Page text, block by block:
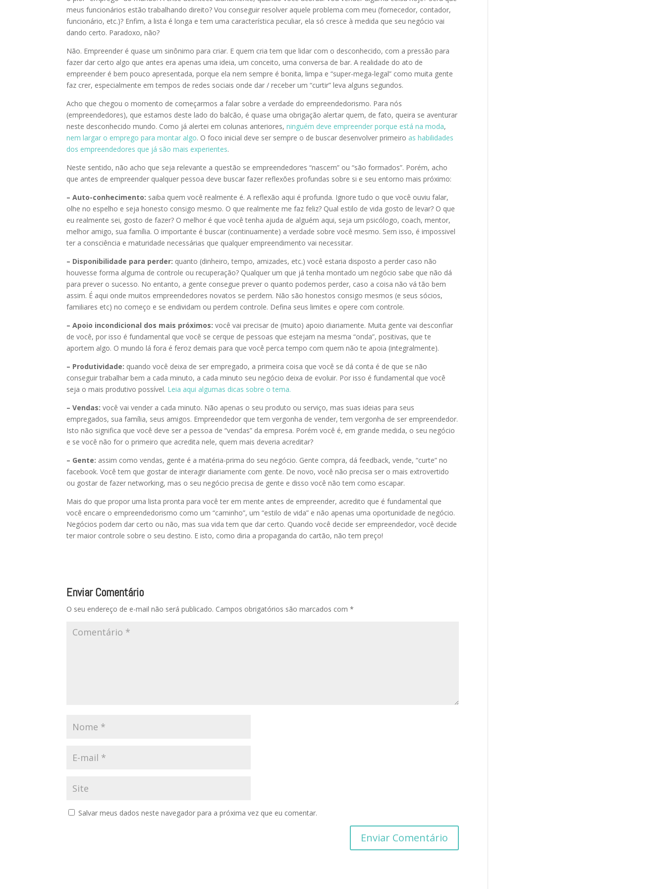
meus funcionários estão trabalhando direito? Vou conseguir resolver aquele problema com meu (fornecedor, contador,
funcionário, etc.)? Enfim, a lista é longa e tem uma característica peculiar, ela só cresce à medida que seu negócio vai
dando certo. Paradoxo, não?
Não. Empreender é quase um sinônimo para criar. E quem cria tem que lidar com o desconhecido, com a pressão para
fazer dar certo algo que antes era apenas uma ideia, um conceito, uma conversa de bar. A realidade do ato de
empreender é bem pouco apresentada, porque ela nem sempre é bonita, limpa e “super-mega-legal” como muita gente
faz crer, especialmente em tempos de redes sociais onde dar / receber um “curtir” leva alguns segundos.
Acho que chegou o momento de começarmos a falar sobre a verdade do empreendedorismo. Para nós
(empreendedores), que estamos deste lado do balcão, é quase uma obrigação alertar quem, de fato, queira se aventurar
neste desconhecido mundo. Como já alertei em colunas anteriores,ninguém deve empreender porque está na moda,
nem largar o emprego para montar algo. O foco inicial deve ser sempre o de buscar desenvolver primeiro as habilidades
dos empreendedores que já são mais experientes.
Neste sentido, não acho que seja relevante a questão se empreendedores “nascem” ou “são formados”. Porém, acho
que antes de empreender qualquer pessoa deve buscar fazer reflexões profundas sobre si e seu entorno mais próximo:
– Auto-conhecimento: saiba quem você realmente é. A reflexão aqui é profunda. Ignore tudo o que você ouviu falar,
olhe no espelho e seja honesto consigo mesmo. O que realmente me faz feliz? Qual estilo de vida gosto de levar? O que
eu realmente sei, gosto de fazer? O melhor é que você tenha ajuda de alguém aqui, seja um psicólogo, coach, mentor,
melhor amigo, sua família. O importante é buscar (continuamente) a verdade sobre você mesmo. Sem isso, é impossivel
ter a consciência e maturidade necessárias que qualquer empreendimento vai necessitar.
– Disponibilidade para perder: quanto (dinheiro, tempo, amizades, etc.) você estaria disposto a perder caso não
houvesse forma alguma de controle ou recuperação? Qualquer um que já tenha montado um negócio sabe que não dá
para prever o sucesso. No entanto, a gente consegue prever o quanto podemos perder, caso a coisa não vá tão bem
assim. É aqui onde muitos empreendedores novatos se perdem. Não são honestos consigo mesmos (e seus sócios,
familiares etc) no começo e se endividam ou perdem controle. Defina seus limites e opere com controle.
– Apoio incondicional dos mais próximos:você vai precisar de (muito) apoio diariamente. Muita gente vai desconfiar
de você, por isso é fundamental que você se cerque de pessoas que estejam na mesma “onda”, positivas, que te
aportem algo. O mundo lá fora é feroz demais para que você perca tempo com quem não te apoia (integralmente).
– Produtividade: quando você deixa de ser empregado, a primeira coisa que você se dá conta é de que se não
conseguir trabalhar bem a cada minuto, a cada minuto seu negócio deixa de evoluir. Por isso é fundamental que você
seja o mais produtivo possível. Leia aqui algumas dicas sobre o tema.
– Vendas: você vai vender a cada minuto. Não apenas o seu produto ou serviço, mas suas ideias para seus
empregados, sua família, seus amigos. Empreendedor que tem vergonha de vender, tem vergonha de ser empreendedor.
Isto não significa que você deve ser a pessoa de “vendas” da empresa. Porém você é, em grande medida, o seu negócio
e se você não for o primeiro que acredita nele, quem mais deveria acreditar?
– Gente: assim como vendas, gente é a matéria-prima do seu negócio. Gente compra, dá feedback, vende, “curte” no
facebook. Você tem que gostar de interagir diariamente com gente. De novo, você não precisa ser o mais extrovertido
ou gostar de fazer networking, mas o seu negócio precisa de gente e disso você não tem como escapar.
Mais do que propor uma lista pronta para você ter em mente antes de empreender, acredito que é fundamental que
você encare o empreendedorismo como um “caminho”, um “estilo de vida” e não apenas uma oportunidade de negócio.
Negócios podem dar certo ou não, mas sua vida tem que dar certo. Quando você decide ser empreendedor, você decide
ter maior controle sobre o seu destino. E isto, como diria a propaganda do cartão, não tem preço!
Enviar Comentário
O seu endereço de e-mail não será publicado. Campos obrigatórios são marcados com*
Salvar meus dados neste navegador para a próxima vez que eu comentar.